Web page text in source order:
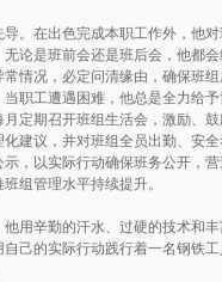
在出色完成本职工作外，他对
论是班前会还是班后会，他都
情况，必定问清缘由，确保班
职工遭遇困难，他总是全力给
定期召开班组生活会，激励、
建议，并对班组全员出勤、安
，以实际行动确保班务公开，
组管理水平持续提升。
辛勤的汗水、过硬的技术和丰
己的实际行动践行着一名钢铁